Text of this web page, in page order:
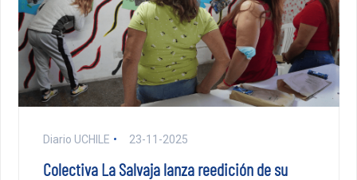
Diario UCHILE 23-11-2025
Colectiva La Salvaja lanza reedición de su